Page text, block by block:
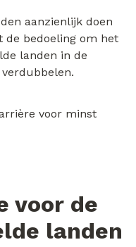
aanzienlijk doen
de bedoeling om het
landen in de
voor de
landen